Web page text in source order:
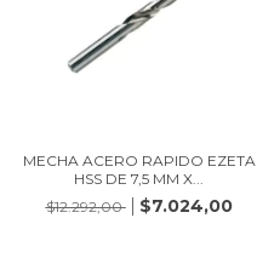
MECHA ACERO RAPIDO EZETA
HSS DE 7,5 MM X...
$12.292,00
$7.024,00